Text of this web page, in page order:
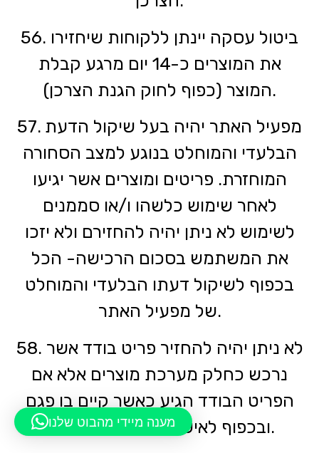
56. ביטול עסקה יינתן ללקוחות שיחזירו
את המוצרים כ-14 יום מרגע קבלת
המוצר (כפוף לחוק הגנת הצרכן).
57. מפעיל האתר יהיה בעל שיקול הדעת
הבלעדי והמוחלט בנוגע למצב הסחורה
המוחזרת. פריטים ומוצרים אשר יגיעו
לאחר שימוש כלשהו ו/או סממנים
לשימוש לא ניתן יהיה להחזירם ולא יזכו
את המשתמש בסכום הרכישה- הכל
בכפוף לשיקול דעתו הבלעדי והמוחלט
של מפעיל האתר.
58. לא ניתן יהיה להחזיר פריט בודד אשר
נרכש כחלק מערכת מוצרים אלא אם
הפריט הבודד הגיע כאשר קיים בו פגם
ובכפוף לאישור של מפעיל האתר.
מענה מיידי מהבוט שלנו